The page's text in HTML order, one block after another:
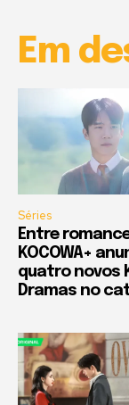
Em
Séries
Entre
KOCOWA+
quatro novos
Dramas no